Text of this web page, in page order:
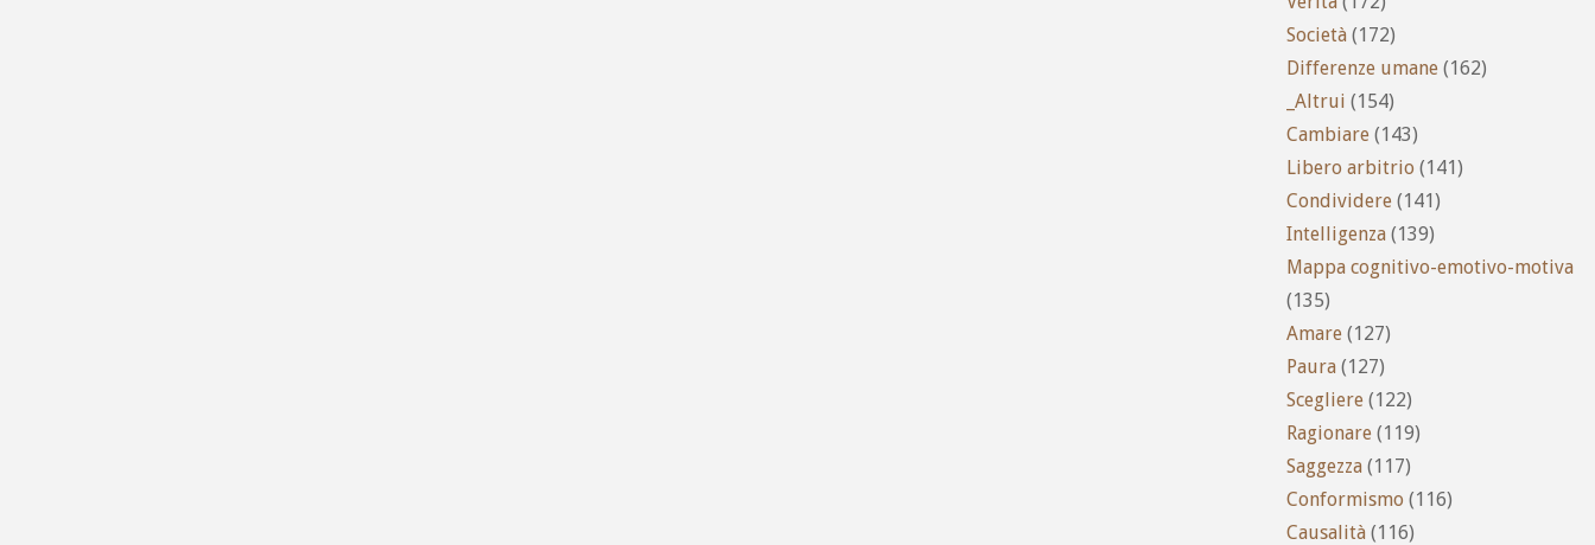
Società (172)
Differenze umane (162)
_Altrui (154)
Cambiare (143)
Libero arbitrio (141)
Condividere (141)
Intelligenza (139)
Mappa cognitivo-emotivo-motiva
(135)
Amare (127)
Paura (127)
Scegliere (122)
Ragionare (119)
Saggezza (117)
Conformismo (116)
Causalità (116)